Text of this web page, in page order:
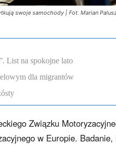
swoje samochody | Fot. Marian
List na spokojne lato
dla migrantów
Związku
w Europie.